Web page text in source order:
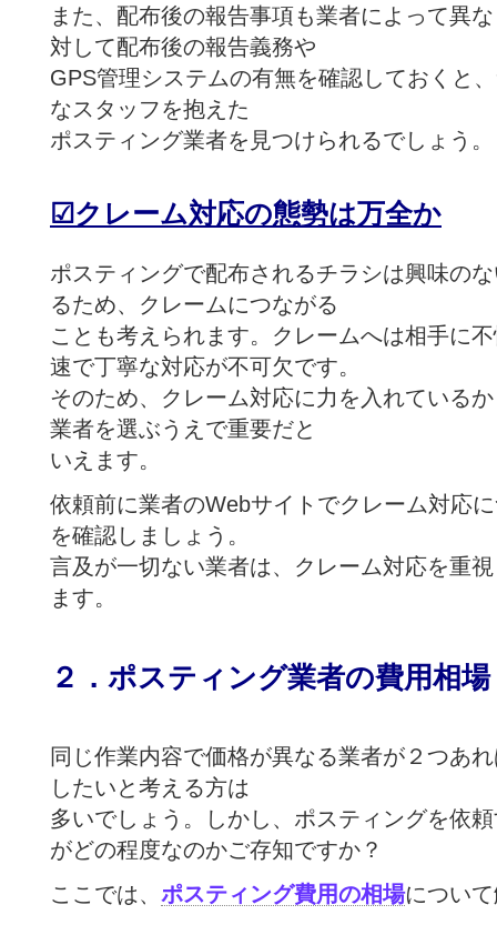
また、配布後の報告事項も業者によって異
対して配布後の報告義務や
GPS管理システムの有無を確認しておくと
なスタッフを抱えた
ポスティング業者を見つけられるでしょう。
☑クレーム対応の態勢は万全か
ポスティングで配布されるチラシは興味の
るため、クレームにつながる
ことも考えられます。 クレームへは相手に
速で丁寧な対応が不可欠です。
そのため、クレーム対応に力を入れている
業者を選ぶうえで重要だと
いえます。
依頼前に業者のWebサイトでクレーム対応
を確認しましょう。
言及が一切ない業者は、クレーム対応を重
ます。
２．ポスティング業者の費用相場
同じ作業内容で価格が異なる業者が２つあ
したいと考える方は
多いでしょう。しかし、ポスティングを依
がどの程度なのかご存知ですか？
ここでは、 ポスティング費用の相場につい